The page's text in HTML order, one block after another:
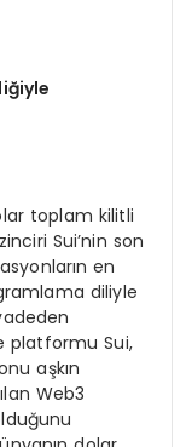
toplam kilitli
Sui’nin son
en
diliyle
platformu Sui,
aşkın
Web3